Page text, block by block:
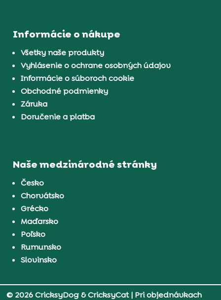
Informácie o nákupe
Všetky naše produkty
Vyhlásenie o ochrane osobných údajov
Informácie o súboroch cookie
Obchodné podmienky
Záruka
Doručenie a platba
Naše medzinárodné stránky
Česko
Chorvátsko
Grécko
Maďarsko
Poľsko
Rumunsko
Slovinsko
© 2026 CricksyDog & CricksyCat| Pri objednávkach